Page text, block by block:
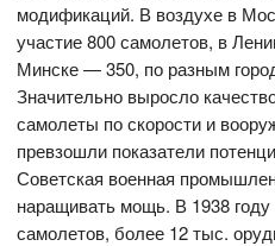
модификаций. В воздухе в
участие 800 самолетов, в
Минске — 350, по разным
Значительно выросло
самолеты по скорости и
превзошли показатели
Советская военная
наращивать мощь. В 1938
самолетов, более 12 тыс.